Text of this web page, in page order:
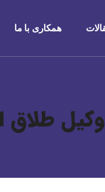
همکاری با ما
وکیل طلاق